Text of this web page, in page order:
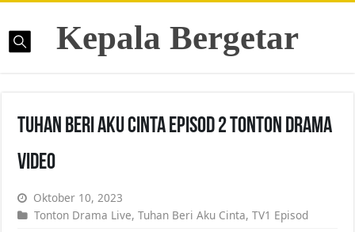
Kepala Bergetar
Tuhan Beri Aku Cinta Episod 2 Tonton Drama
Video
Oktober 10, 2023
Tonton Drama Live,Tuhan Beri Aku Cinta,TV1 Episod